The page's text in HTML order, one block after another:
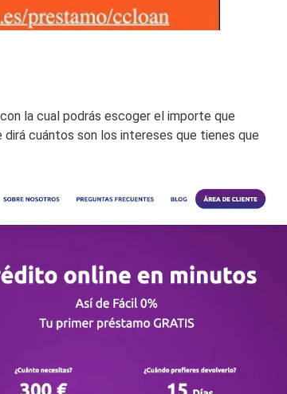
la cual podrás escoger el importe que
cuántos son los intereses que tienes que